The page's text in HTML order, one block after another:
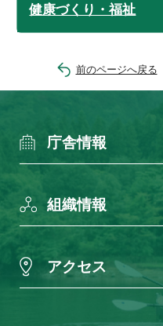
健康づくり・福祉
前のページへ戻る
庁舎情報
組織情報
アクセス